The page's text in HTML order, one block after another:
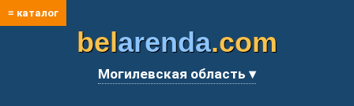
≡ каталог
belarenda.com
Могилевская область ▾